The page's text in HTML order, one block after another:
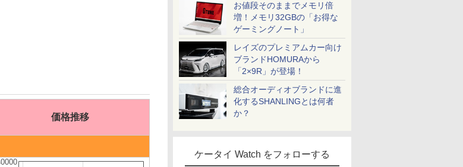
お値段そのままでメモリ倍
増！メモリ32GBの「お得な
ゲーミングノート」
レイズのプレミアムカー向け
ブランドHOMURAから
「2×9R」が登場！
総合オーディオブランドに進
化するSHANLINGとは何者
か？
ケータイ Watch をフォローする
価格推移